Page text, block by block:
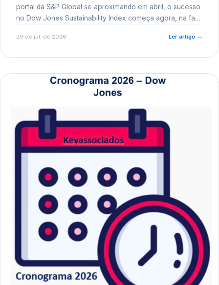
portal da S&P Global se aproximando em abril, o sucesso
no Dow Jones Sustainability Index começa agora, na fase
29 de jul. de 2026 Ler artigo →